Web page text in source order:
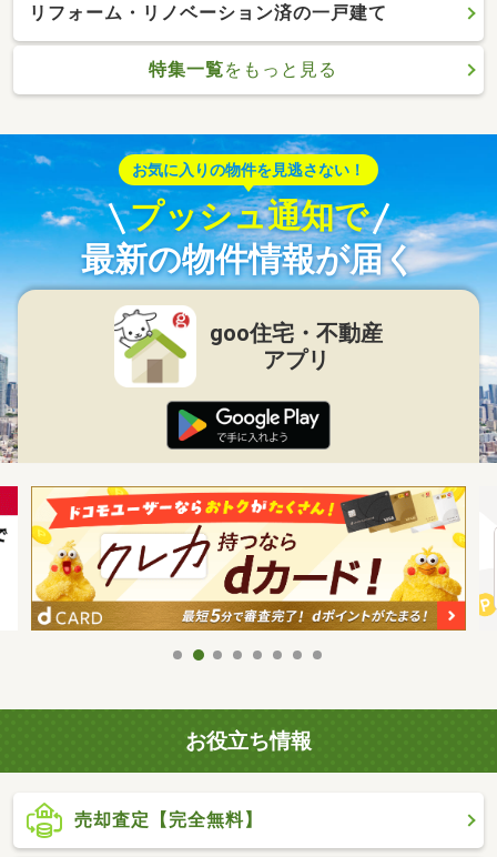
リフォーム・リノベーション済の一戸建て
特集一覧をもっと見る
お気に入りの物件を見逃さない！
プッシュ通知で
最新の物件情報が届く
goo住宅・不動産
アプリ
お役立ち情報
売却査定【完全無料】